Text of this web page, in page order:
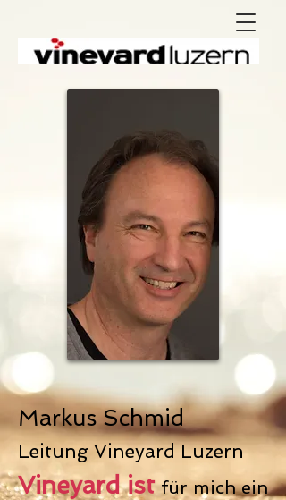
Markus Schmid
Leitung Vineyard Luzern
Vineyard ist für mich ein